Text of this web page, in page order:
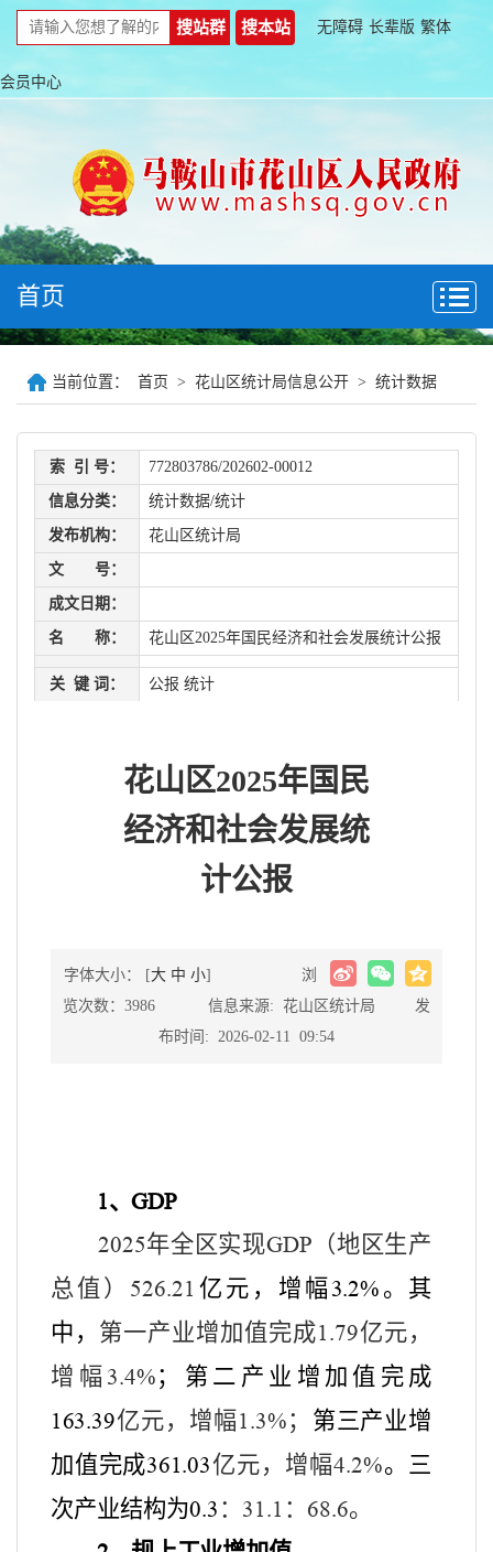
无障碍 长辈版 繁体
会员中心
首页
当前位置： 首页 > 花山区统计局信息公开 > 统计数据
索 引 号： 772803786/202602-00012
信息分类： 统计数据/统计
发布机构： 花山区统计局
文 号：
成文日期：
名 称： 花山区2025年国民经济和社会发展统计公报
关 键 词： 公报 统计
花山区2025年国民
经济和社会发展统
计公报
字体大小： [大 中 小]
浏
览次数：3986 信息来源: 花山区统计局 发
布时间: 2026-02-11 09:54
1、GDP
2025年全区实现GDP （地区生产
总值） 526.21 亿元， 增幅 3.2% 。其
中， 第一产业增加值完成1.79亿元，
增幅 3.4%；第二产业增加值完成
163.39亿元，增幅1.3%；
第三产业增
加值完成361.03亿元，增幅4.2%。 三
次产业结构为0.3 ： 31.1 ： 68.6。